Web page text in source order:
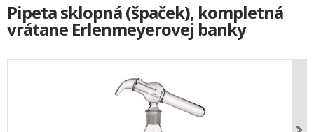
Pipeta sklopná (špaček), kompletná
vrátane Erlenmeyerovej banky